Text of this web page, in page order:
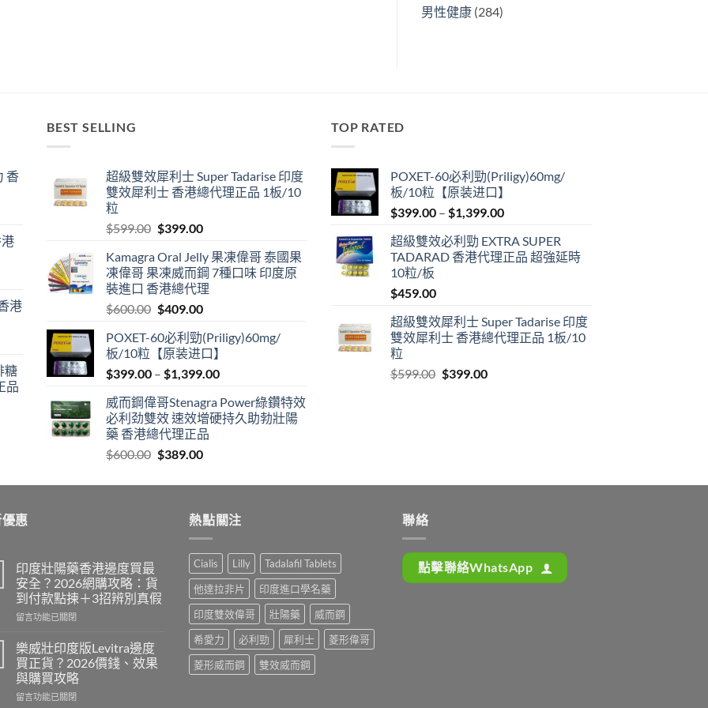
男性健康(284)
香
港
糖
品
BEST SELLING
超級雙效犀利士 Super Tadarise 印度
雙效犀利士 香港總代理正品 1板/10
粒
$599.00 Original
was:
$599.00.
$399.00Current
is:
$399.00.
Kamagra Oral Jelly 果凍偉哥 泰國果
凍偉哥 果凍威而鋼 7種口味 印度原
裝進口 香港總代理
$600.00 Original
was:
$600.00.
$409.00Current
is:
$409.00.
POXET-60必利勁(Priligy)60mg/
板/10粒【原装进口】
$399.00 – $1,399.00Price
$399.00
through
威而鋼偉哥Stenagra Power綠鑽特效
必利劲雙效 速效增硬持久助勃壯陽
藥 香港總代理正品
$600.00 Original
was:
$389.00Current
is:
TOP RATED
POXET-60必利勁(Priligy)60mg/
板/10粒【原装进口】
$399.00 – $1,399.00Price
$399.00
through
超級雙效必利勁 EXTRA SUPER
TADARAD 香港代理正品 超強延時
10粒/板
$459.00
超級雙效犀利士 Super Tadarise 印度
雙效犀利士 香港總代理正品 1板/10
粒
$599.00 Original
$399.00Current
惠
印度壯陽藥香港邊度買最
安全？2026網購攻略：貨
到付款點揀＋3招辨別真假
在
度
壯
陽
藥
香
留言功能已關閉
樂威壯印度版Levitra邊度
買正貨？2026價錢、效果
與購買攻略
在
留言功能已關閉
熱點關注
Cialis Lilly
Tadalafil Tablets
他達拉非片
印度進口學名藥
印度雙效偉哥
壯陽藥
威而鋼
希愛力
必利勁 犀利士
菱形偉哥
菱形威而鋼
雙效威而鋼
聯絡
點擊聯絡WhatsApp